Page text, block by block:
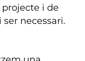
i de
necessari.